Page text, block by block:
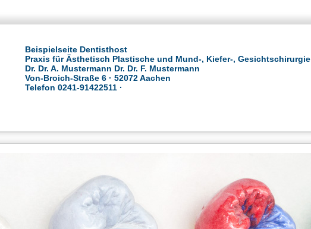
Beispielseite Dentisthost
Praxis für Ästhetisch Plastische und Mund-, Kiefer-, Gesichtschirurgie
Dr. Dr. A. Mustermann Dr. Dr. F. Mustermann
Von-Broich-Straße 6 · 52072 Aachen
Telefon 0241-91422511 ·